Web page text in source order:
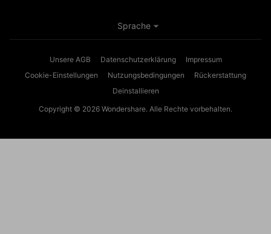
Unsere AGB Datenschutzerklärung
Impressum
Cookie-Einstellungen
Nutzungsbedingungen
Rückerstattung
Deinstallieren
Copyright © 2026 Wondershare. Alle Rechte vorbehalten.
Sprache